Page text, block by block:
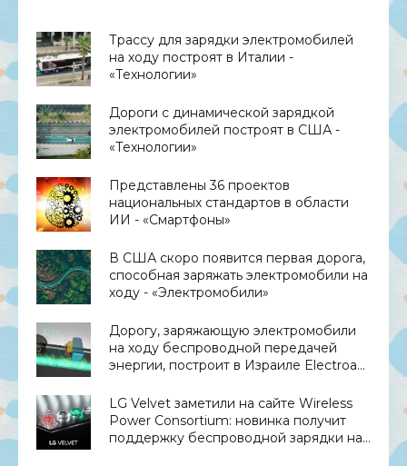
Трассу для зарядки электромобилей
на ходу построят в Италии -
«Технологии»
Дороги с динамической зарядкой
электромобилей построят в США -
«Технологии»
Представлены 36 проектов
национальных стандартов в области
ИИ - «Смартфоны»
В США скоро появится первая дорога,
способная заряжать электромобили на
ходу - «Электромобили»
Дорогу, заряжающую электромобили
на ходу беспроводной передачей
энергии, построит в Израиле Electroad
LG Velvet заметили на сайте Wireless
Power Consortium: новинка получит
поддержку беспроводной зарядки на